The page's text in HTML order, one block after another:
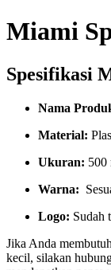
Miami
Spesifikasi
Nama
Material:
Ukuran: 500
Warna:
Logo: Sudah
Jika Anda
kecil, silakan